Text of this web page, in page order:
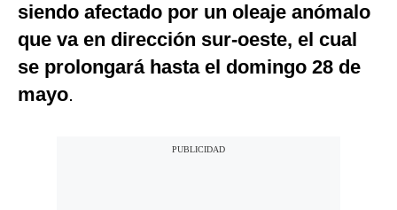
siendo afectado por un oleaje anómalo
que va en dirección sur-oeste, el cual
se prolongará hasta el domingo 28 de
mayo.